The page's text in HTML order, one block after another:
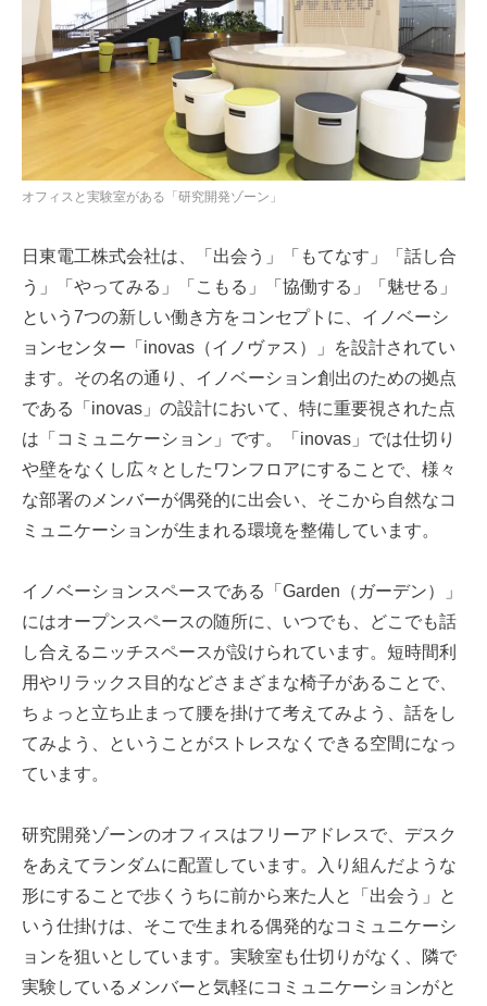
オフィスと実験室がある「研究開発ゾーン」
日東電工株式会社は、「出会う」「もてなす」「話し合
う」「やってみる」「こもる」「協働する」「魅せる」
という7つの新しい働き方をコンセプトに、イノベーシ
ョンセンター「inovas（イノヴァス）」を設計されてい
ます。その名の通り、イノベーション創出のための拠点
である「inovas」の設計において、特に重要視された点
は「コミュニケーション」です。「inovas」では仕切り
や壁をなくし広々としたワンフロアにすることで、様々
な部署のメンバーが偶発的に出会い、そこから自然なコ
ミュニケーションが生まれる環境を整備しています。
イノベーションスペースである「Garden（ガーデン）」
にはオープンスペースの随所に、いつでも、どこでも話
し合えるニッチスペースが設けられています。短時間利
用やリラックス目的などさまざまな椅子があることで、
ちょっと立ち止まって腰を掛けて考えてみよう、話をし
てみよう、ということがストレスなくできる空間になっ
ています。
研究開発ゾーンのオフィスはフリーアドレスで、デスク
をあえてランダムに配置しています。入り組んだような
形にすることで歩くうちに前から来た人と「出会う」と
いう仕掛けは、そこで生まれる偶発的なコミュニケーシ
ョンを狙いとしています。実験室も仕切りがなく、隣で
実験しているメンバーと気軽にコミュニケーションがと